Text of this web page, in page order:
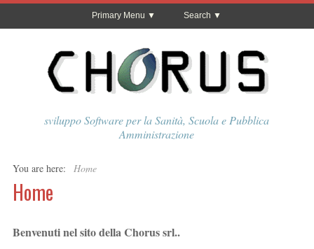
Primary Menu Search
sviluppo Software per la Sanità, Scuola e Pubblica
Amministrazione
You are here: Home
Home
Benvenuti nel sito della Chorus srl..